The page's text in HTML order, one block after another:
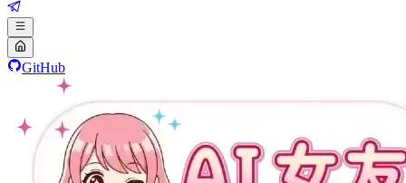
GitHub